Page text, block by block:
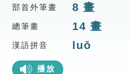
部首外筆畫 8 畫
總筆畫 14 畫
漢語拼音 luǒ
播放